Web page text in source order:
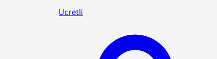
Ücretli